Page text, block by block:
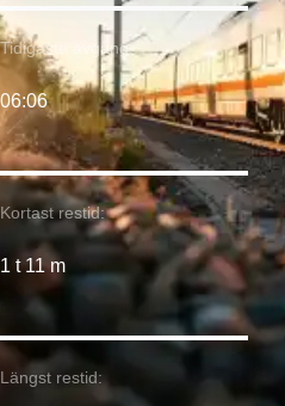
Kortast restid:
1 t 11 m
Tidigaste avgång:
06:06
Längst restid: